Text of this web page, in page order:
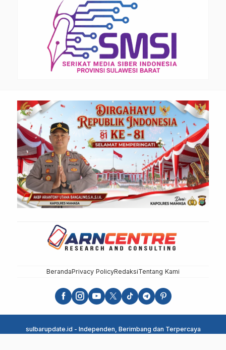
BerandaPrivacy PolicyRedaksiTentang Kami
sulbarupdate.id - Independen, Berimbang dan Terpercaya